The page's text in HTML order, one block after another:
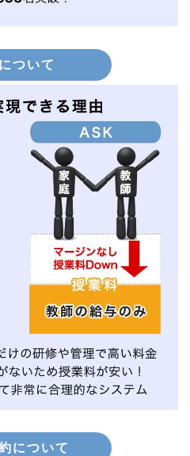
ついて
について